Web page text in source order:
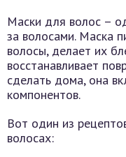
Маски для волос –
за волосами. Маска
волосы, делает их
восстанавливает
сделать дома, она
компонентов.
Вот один из
волосах: